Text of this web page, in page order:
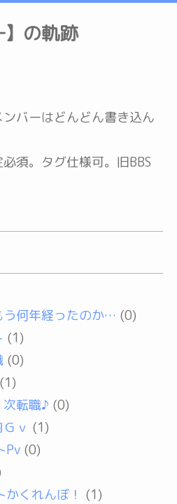
の軌跡
バーはどんどん書き込ん
須。タグ仕様可。旧BBS
う何年経ったのか… (0)
(1)
(0)
(1)
次転職♪ (0)
ｖ (1)
Pv (0)
くれんぼ！ (1)